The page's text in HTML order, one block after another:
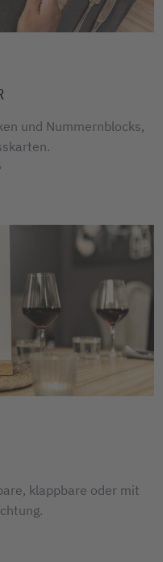
und Nummernblocks,
klappbare oder mit